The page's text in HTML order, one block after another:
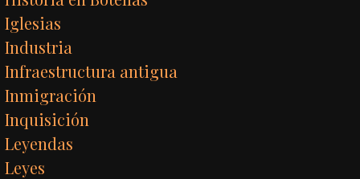
Iglesias
Industria
Infraestructura antigua
Inmigración
Inquisición
Leyendas
Leyes